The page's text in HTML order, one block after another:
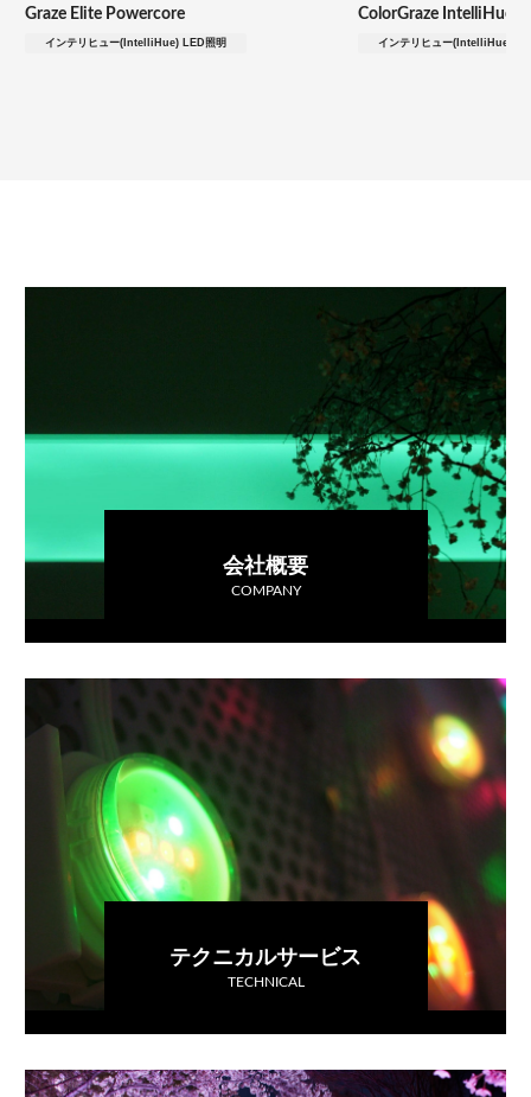
Graze Elite Powercore
インテリヒュー(IntelliHue) LED照明
ColorGraze IntelliHue
インテリヒュー(IntelliHue)
会社概要
COMPANY
テクニカルサービス
TECHNICAL